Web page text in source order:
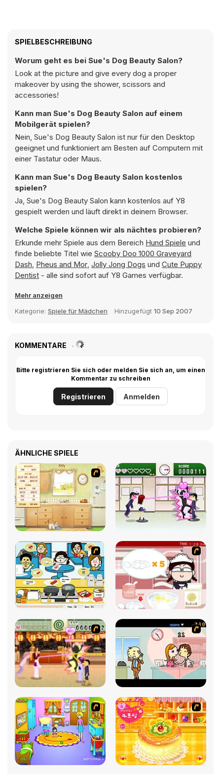
SPIELBESCHREIBUNG
Worum geht es bei Sue's Dog Beauty Salon?
Look at the picture and give every dog a proper
makeover by using the shower, scissors and
accessories!
Kann man Sue's Dog Beauty Salon auf einem
Mobilgerät spielen?
Nein, Sue's Dog Beauty Salon ist nur für den Desktop
geeignet und funktioniert am Besten auf Computern mit
einer Tastatur oder Maus.
Kann man Sue's Dog Beauty Salon kostenlos
spielen?
Ja, Sue's Dog Beauty Salon kann kostenlos auf Y8
gespielt werden und läuft direkt in deinem Browser.
Welche Spiele können wir als nächtes probieren?
Erkunde mehr Spiele aus dem Bereich Hund Spiele und
finde beliebte Titel wie Scooby Doo 1000 Graveyard
Dash, Pheus and Mor, Jolly Jong Dogs und Cute Puppy
Dentist - alle sind sofort auf Y8 Games verfügbar.
Mehr anzeigen
Kategorie: Spiele für Mädchen Hinzugefügt 10 Sep 2007
KOMMENTARE
Bitte registrieren Sie sich oder melden Sie sich an, um einen
Kommentar zu schreiben
Registrieren Anmelden
ÄHNLICHE SPIELE